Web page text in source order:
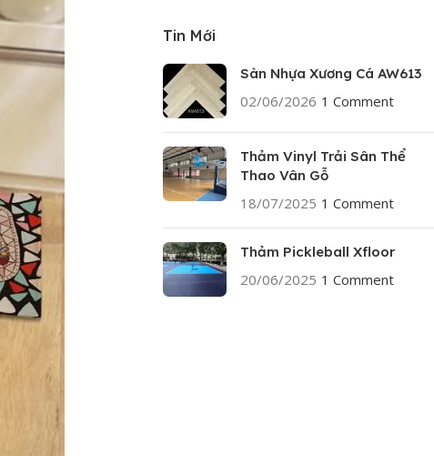
Tin Mới
Sàn Nhựa Xương Cá AW613
02/06/2026 1 Comment
Thảm Vinyl Trải Sân Thể
Thao Vân Gỗ
18/07/2025 1 Comment
Thảm Pickleball Xfloor
20/06/2025 1 Comment